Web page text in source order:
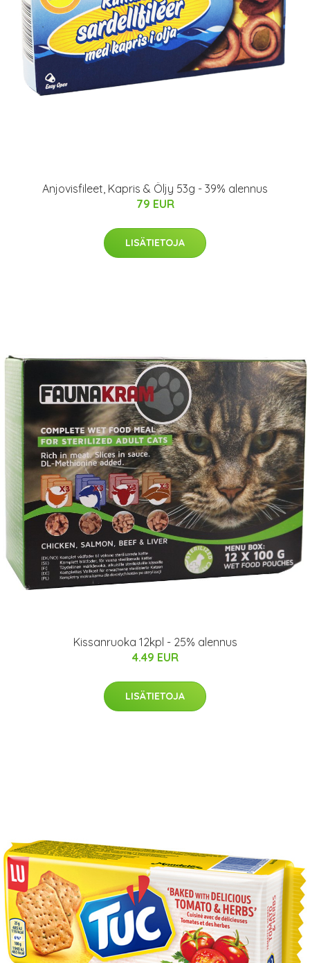
Anjovisfileet, Kapris & Öljy 53g - 39% alennus
79 EUR
LISÄTIETOJA
Kissanruoka 12kpl - 25% alennus
4.49 EUR
LISÄTIETOJA